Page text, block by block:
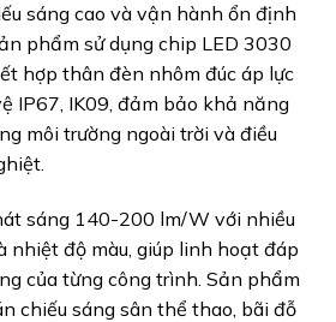
sáng cao và vận hành ổn định
phẩm sử dụng chip LED 3030
hợp thân đèn nhôm đúc áp lực
IP67, IK09, đảm bảo khả năng
môi trường ngoài trời và điều
sáng 140-200 lm/W với nhiều
nhiệt độ màu, giúp linh hoạt đáp
của từng công trình. Sản phẩm
chiếu sáng sân thể thao, bãi đỗ